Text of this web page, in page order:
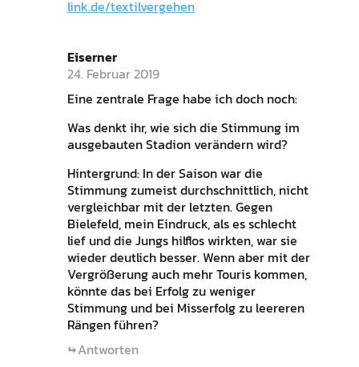
link.de/textilvergehen
Eiserner
24. Februar 2019
Eine zentrale Frage habe ich doch noch:
Was denkt ihr, wie sich die Stimmung im
ausgebauten Stadion verändern wird?
Hintergrund: In der Saison war die
Stimmung zumeist durchschnittlich, nicht
vergleichbar mit der letzten. Gegen
Bielefeld, mein Eindruck, als es schlecht
lief und die Jungs hilflos wirkten, war sie
wieder deutlich besser. Wenn aber mit der
Vergrößerung auch mehr Touris kommen,
könnte das bei Erfolg zu weniger
Stimmung und bei Misserfolg zu leereren
Rängen führen?
Antworten